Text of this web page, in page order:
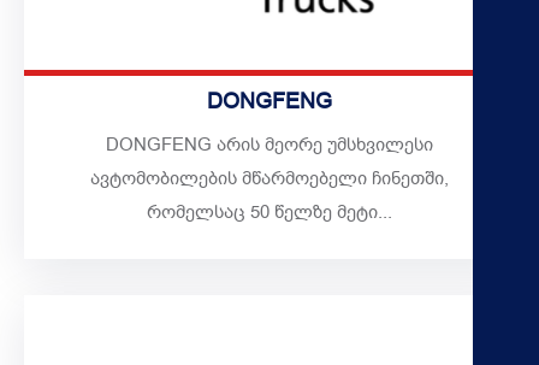
DONGFENG
DONGFENG არის მეორე უმსხვილესი
ავტომობილების მწარმოებელი ჩინეთში,
რომელსაც 50 წელზე მეტი...